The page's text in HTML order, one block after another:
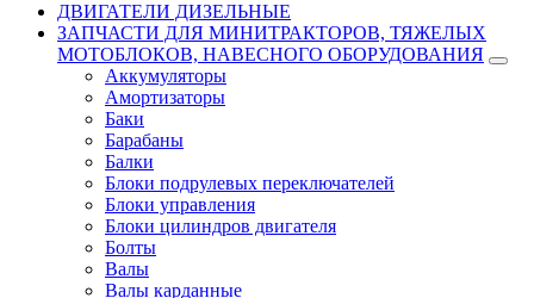
ДВИГАТЕЛИ ДИЗЕЛЬНЫЕ
ЗАПЧАСТИ ДЛЯ МИНИТРАКТОРОВ, ТЯЖЕЛЫХ
МОТОБЛОКОВ, НАВЕСНОГО ОБОРУДОВАНИЯ
Аккумуляторы
Амортизаторы
Баки
Барабаны
Балки
Блоки подрулевых переключателей
Блоки управления
Блоки цилиндров двигателя
Болты
Валы
Валы карданные